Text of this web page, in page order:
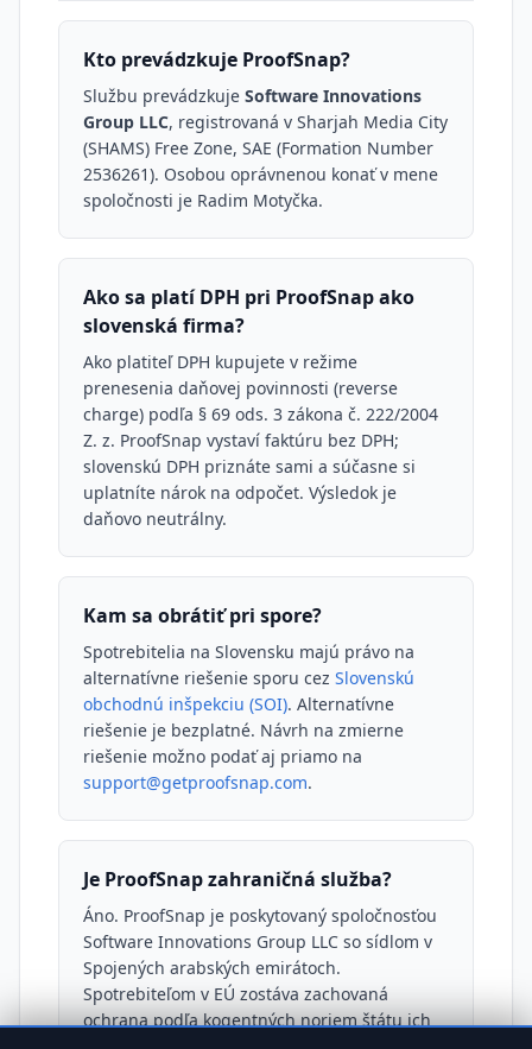
Kto prevádzkuje ProofSnap?
Službu prevádzkuje Software Innovations
Group LLC, registrovaná v Sharjah Media City
(SHAMS) Free Zone, SAE (Formation Number
2536261). Osobou oprávnenou konať v mene
spoločnosti je Radim Motyčka.
Ako sa platí DPH pri ProofSnap ako
slovenská firma?
Ako platiteľ DPH kupujete v režime
prenesenia daňovej povinnosti (reverse
charge) podľa § 69 ods. 3 zákona č. 222/2004
Z. z. ProofSnap vystaví faktúru bez DPH;
slovenskú DPH priznáte sami a súčasne si
uplatníte nárok na odpočet. Výsledok je
daňovo neutrálny.
Kam sa obrátiť pri spore?
Spotrebitelia na Slovensku majú právo na
alternatívne riešenie sporu cez Slovenskú
obchodnú inšpekciu (SOI). Alternatívne
riešenie je bezplatné. Návrh na zmierne
riešenie možno podať aj priamo na
support@getproofsnap.com.
Je ProofSnap zahraničná služba?
Áno. ProofSnap je poskytovaný spoločnosťou
Software Innovations Group LLC so sídlom v
Spojených arabských emirátoch.
Spotrebiteľom v EÚ zostáva zachovaná
ochrana podľa kogentných noriem štátu ich